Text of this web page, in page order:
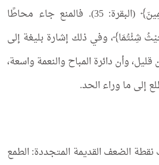
الشَّجَرَةَ فَتَكُونَا مِنَ الظَّالِمِينَ﴾ (البقرة: 35). فالمنع جاء محاطًا
شِئْتُمَا﴾، وفي ذلك إشارة بليغة إلى
وأن دائرة المباح والنعمة واسعة،
إلى ما وراء الحد.
الضعف القديمة المتجددة: الطمع